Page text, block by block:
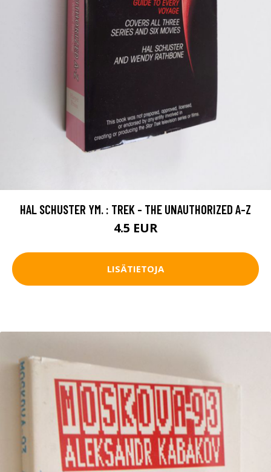
HAL SCHUSTER YM. : TREK - THE UNAUTHORIZED A-Z
4.5 EUR
LISÄTIETOJA